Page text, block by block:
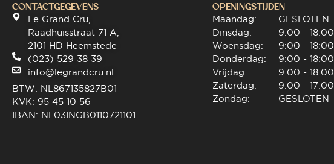
CONTACTGEGEVENS
Le Grand Cru,
Raadhuisstraat 71 A,
2101 HD Heemstede
(023) 529 38 39
info@legrandcru.nl
BTW: NL867135827B01
KVK: 95 45 10 56
IBAN: NL03INGB0110721101
OPENINGSTIJDEN
Maandag:
Dinsdag:
Woensdag:
Donderdag:
Vrijdag:
Zaterdag:
Zondag:
GESLOTEN
9:00 - 18:00
9:00 - 18:00
9:00 - 18:00
9:00 - 18:00
9:00 - 17:00
GESLOTEN